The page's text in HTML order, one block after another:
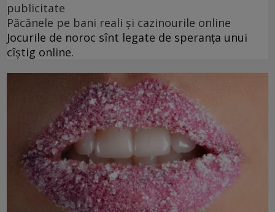
publicitate
Păcănele pe bani reali și cazinourile online
Jocurile de noroc sînt legate de speranța unui
cîștig online.